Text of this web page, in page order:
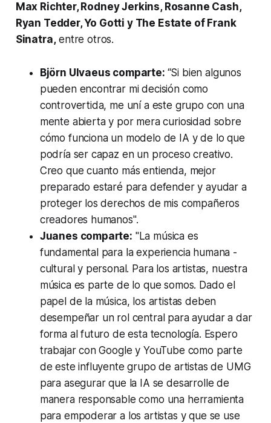
Max Richter, Rodney Jerkins, Rosanne Cash,
Ryan Tedder, Yo Gotti y The Estate of Frank
Sinatra,entre otros.
Björn Ulvaeus comparte: “Si bien algunos
pueden encontrar mi decisión como
controvertida, me uní a este grupo con una
mente abierta y por mera curiosidad sobre
cómo funciona un modelo de IA y de lo que
podría ser capaz en un proceso creativo.
Creo que cuanto más entienda, mejor
preparado estaré para defender y ayudar a
proteger los derechos de mis compañeros
creadores humanos".
Juanes comparte: "La música es
fundamental para la experiencia humana -
cultural y personal. Para los artistas, nuestra
música es parte de lo que somos. Dado el
papel de la música, los artistas deben
desempeñar un rol central para ayudar a dar
forma al futuro de esta tecnología. Espero
trabajar con Google y YouTube como parte
de este influyente grupo de artistas de UMG
para asegurar que la IA se desarrolle de
manera responsable como una herramienta
para empoderar a los artistas y que se use